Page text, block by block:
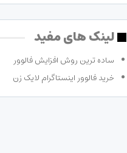
لینک های مفید
ساده ترین روش افزایش فالوور
خرید فالوور اینستاگرام لایک زن